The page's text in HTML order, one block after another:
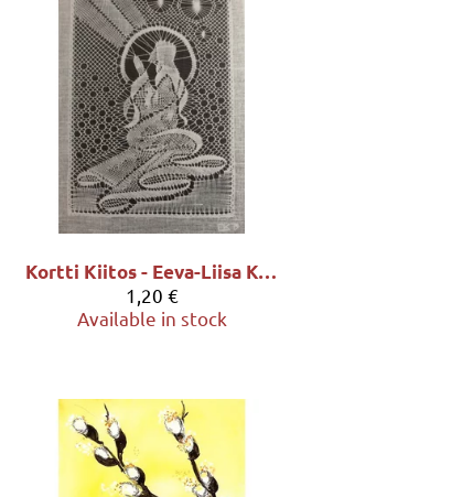
Kortti Kiitos - Eeva-Liisa Kortelahti
1,20 €
Available in stock